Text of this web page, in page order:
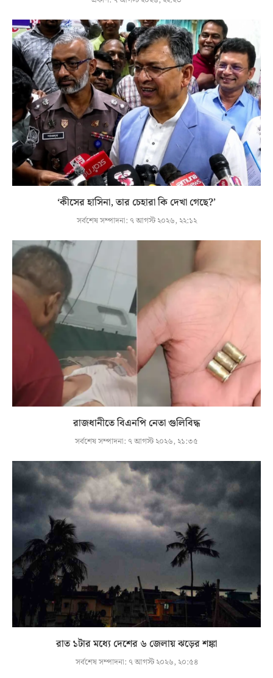
‘কীসের হাসিনা, তার চেহারা কি দেখা গেছে?’
সর্বশেষ সম্পাদনা: ৭ আগস্ট ২০২৬, ২২:১২
রাজধানীতে বিএনপি নেতা গুলিবিদ্ধ
সর্বশেষ সম্পাদনা: ৭ আগস্ট ২০২৬, ২১:৩৫
রাত ১টার মধ্যে দেশের ৬ জেলায় ঝড়ের শঙ্কা
সর্বশেষ সম্পাদনা: ৭ আগস্ট ২০২৬, ২০:৫৪